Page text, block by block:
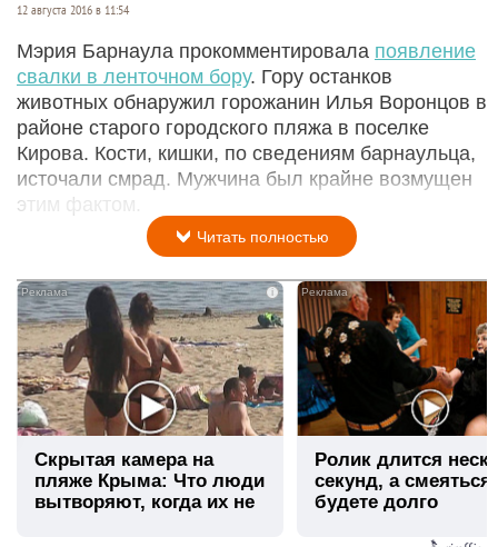
12 августа 2016 в 11:54
Мэрия Барнаула прокомментировала появление
свалки в ленточном бору. Гору останков
животных обнаружил горожанин Илья Воронцов в
районе старого городского пляжа в поселке
Кирова. Кости, кишки, по сведениям барнаульца,
источали смрад. Мужчина был крайне возмущен
этим фактом.
Читать полностью
i
Скрытая камера на
пляже Крыма: Что люди
вытворяют, когда их не
Ролик длится
секунд, а
будете долго